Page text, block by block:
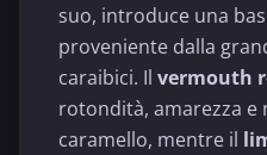
suo, introduce una
proveniente dalla
caraibici. Il vermouth
rotondità, amarezza e
caramello, mentre il